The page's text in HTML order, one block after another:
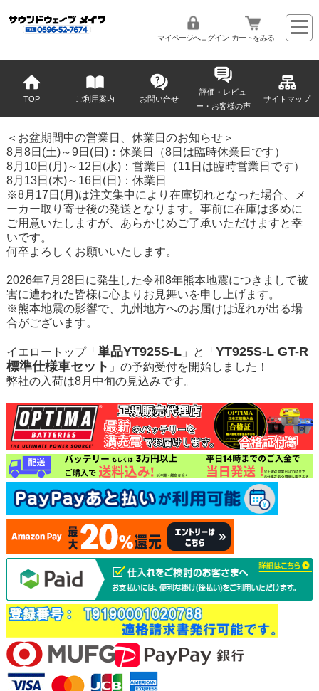
マイページへログイン カートをみる
TOP ご利用案内 お問い合せ
評価・レビュ
ー・お客様の声
サイトマップ
＜お盆期間中の営業日、休業日のお知らせ＞
8月8日(土)～9日(日)：休業日（8日は臨時休業日です）
8月10日(月)～12日(水)：営業日（11日は臨時営業日です）
8月13日(木)～16日(日)：休業日
※8月17日(月)は注文集中により在庫切れとなった場合、メ
ーカー取り寄せ後の発送となります。事前に在庫は多めに
ご用意いたしますが、あらかじめご了承いただけますと幸
いです。
何卒よろしくお願いいたします。
2026年7月28日に発生した令和8年熊本地震につきまして被
害に遭われた皆様に心よりお見舞いを申し上げます。
※熊本地震の影響で、九州地方へのお届けは遅れが出る場
合がございます。
イエロートップ「 単品YT925S-L」と「 YT925S-L GT-R
標準仕様車セット 」の予約受付を開始しました！
弊社の入荷は8月中旬の見込みです。